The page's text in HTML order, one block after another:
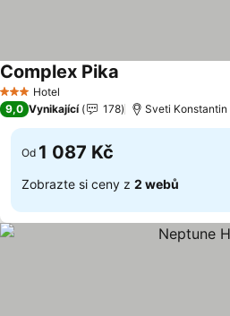
3 Počet hvězdiček
Hotel
Complex Pika
9,0 Vynikající 178 Sveti Konstantin
Od 1 087 Kč
Zobrazte si ceny z 2 webů